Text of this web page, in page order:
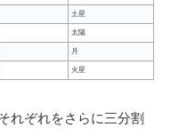
土星
太陽
月
火星
れぞれをさらに三分割